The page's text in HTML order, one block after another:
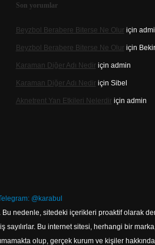
Son yorumlar
Beyzbol Berabere Biterse Ne Oluriçin
Beyzbol Berabere Biterse Ne Oluriçin Bekir
Karaman Diğer Adı Nediriçin admin
Karaman Diğer Adı Nediriçin Sibel
Aknetrent Yan Etkileri Nelerdiriçin admin
@karabul
Bu nedenle, sitedeki içerikleri proaktif olarak
Bu internet sitesi, herhangi bir
olup, gerçek kurum ve kişiler